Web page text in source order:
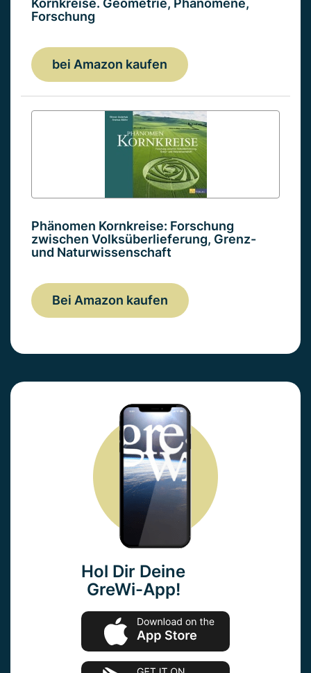
Kornkreise. Geometrie, Phänomene,
Forschung
bei Amazon kaufen
Phänomen Kornkreise: Forschung
zwischen Volksüberlieferung, Grenz-
und Naturwissenschaft
Bei Amazon kaufen
Hol Dir Deine
GreWi-App!